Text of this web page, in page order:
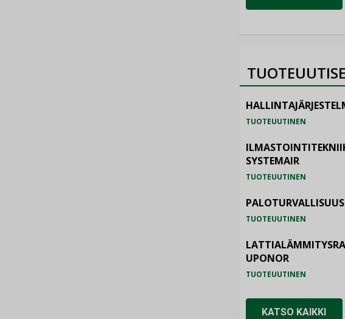
TUOTEUUTINEN
SYSTEMAIR
TUOTEUUTINEN
TUOTEUUTINEN
UPONOR
TUOTEUUTINEN
KATSO KAIKKI